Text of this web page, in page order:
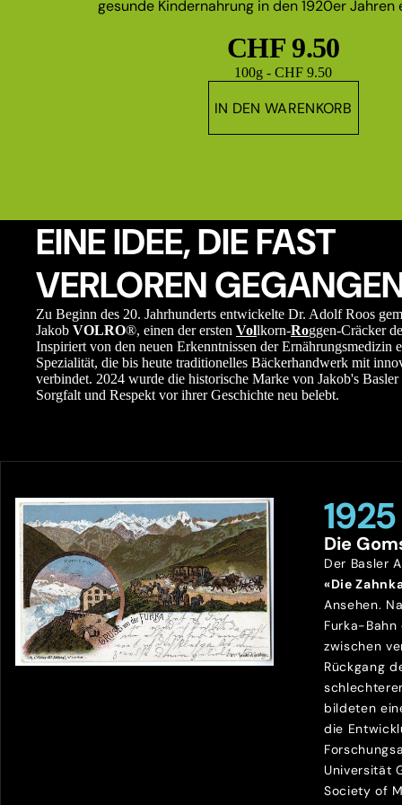
gesunde Kindernahrung in den 1920er Jahren
CHF 9.50
Grundpreis
100g - CHF 9.50
IN DEN WARENKORB
EINE IDEE, DIE FAST
VERLOREN
Zu Beginn des 20. Jahrhunderts entwickelte Dr. Adolf Roos
Jakob VOLRO®, einen der ersten Vollkorn-Roggen-Cräcker
Inspiriert von den neuen Erkenntnissen der Ernährungsmedizin
Spezialität, die bis heute traditionelles Bäckerhandwerk mit
verbindet. 2024 wurde die historische Marke von Jakob's
Sorgfalt und Respekt vor ihrer Geschichte neu belebt.
1925
Die
Der Basler
«Die
Ansehen.
Furka-
zwischen
Rückgang
bildeten
die
Universität
Society of